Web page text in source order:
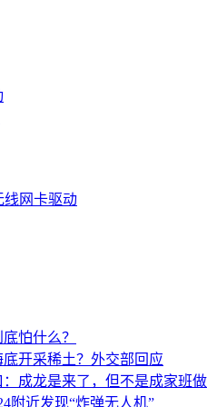
线网卡驱动
怕什么？
开采稀土？外交部回应
成龙是来了，但不是成家班
附近发现“炸弹无人机”